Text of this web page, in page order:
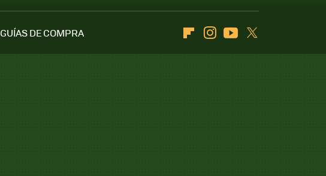
GUÍAS DE COMPRA
FlipboardInstagramYoutube